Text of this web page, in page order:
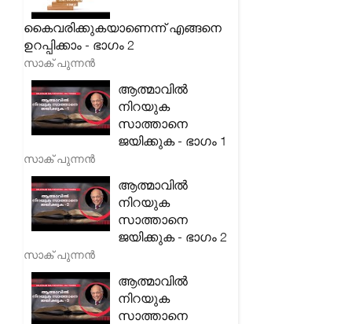
കൈവരിക്കുകയാണെന്ന് എങ്ങനെ
ഉറപ്പിക്കാം - ഭാഗം 2
സാക് പുന്നൻ
ആത്മാവിൽ
നിറയുക
സാത്താനെ
ജയിക്കുക - ഭാഗം 1
സാക് പുന്നൻ
ആത്മാവിൽ
നിറയുക
സാത്താനെ
ജയിക്കുക - ഭാഗം 2
സാക് പുന്നൻ
ആത്മാവിൽ
നിറയുക
സാത്താനെ